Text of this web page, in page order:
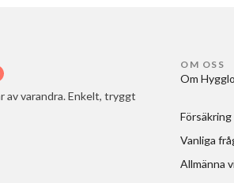
av varandra. Enkelt, tryggt
OM OSS
Om Hygglo
Försäkring
Vanliga
Allmänna